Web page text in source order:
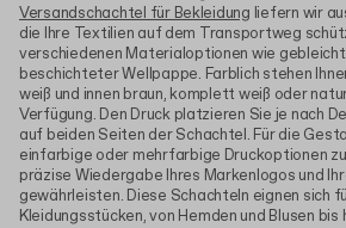
Versandschachtel für Bekleidung liefern wir
die Ihre Textilien auf dem Transportweg
verschiedenen Materialoptionen wie
beschichteter Wellpappe. Farblich stehen
weiß und innen braun, komplett weiß oder
Verfügung. Den Druck platzieren Sie je nach
auf beiden Seiten der Schachtel. Für die
einfarbige oder mehrfarbige Druckoptionen
präzise Wiedergabe Ihres Markenlogos und
gewährleisten. Diese Schachteln eignen sich
Kleidungsstücken, von Hemden und Blusen bis